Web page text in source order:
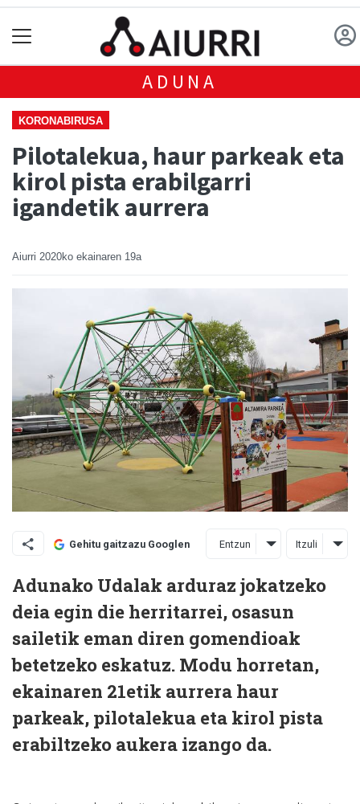
ADUNA
KORONABIRUSA
Pilotalekua, haur parkeak eta
kirol pista erabilgarri
igandetik aurrera
Aiurri 2020ko ekainaren 19a
Gehitu gaitzazu Googlen Entzun Itzuli
Adunako Udalak arduraz jokatzeko
deia egin die herritarrei, osasun
sailetik eman diren gomendioak
betetzeko eskatuz. Modu horretan,
ekainaren 21etik aurrera haur
parkeak, pilotalekua eta kirol pista
erabiltzeko aukera izango da.